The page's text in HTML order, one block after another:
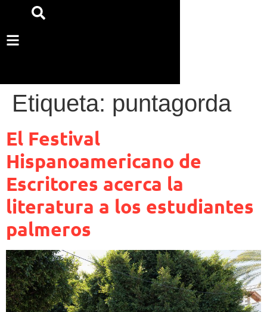
Etiqueta: puntagorda
El Festival
Hispanoamericano de
Escritores acerca la
literatura a los estudiantes
palmeros